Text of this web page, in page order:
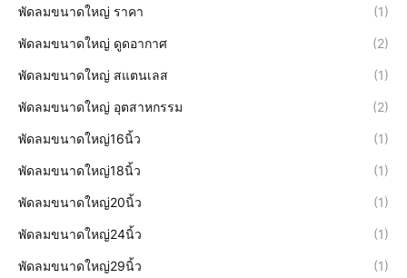
พัดลมขนาดใหญ่ ราคา (1)
พัดลมขนาดใหญ่ ดูดอากาศ (2)
พัดลมขนาดใหญ่ สแตนเลส (1)
พัดลมขนาดใหญ่ อุตสาหกรรม (2)
พัดลมขนาดใหญ่16นิ้ว (1)
พัดลมขนาดใหญ่18นิ้ว (1)
พัดลมขนาดใหญ่20นิ้ว (1)
พัดลมขนาดใหญ่24นิ้ว (1)
พัดลมขนาดใหญ่29นิ้ว (1)